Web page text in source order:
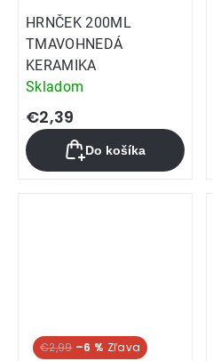
HRNČEK 200ML
TMAVOHNEDÁ
KERAMIKA
Skladom
€2,39
Do košíka
€2,99 –6 %